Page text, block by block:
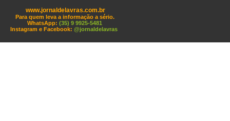
www.jornaldelavras.com.br
Para quem leva a informação a sério.
WhatsApp: (35) 9 9925-5481
Instagram e Facebook: @jornaldelavras